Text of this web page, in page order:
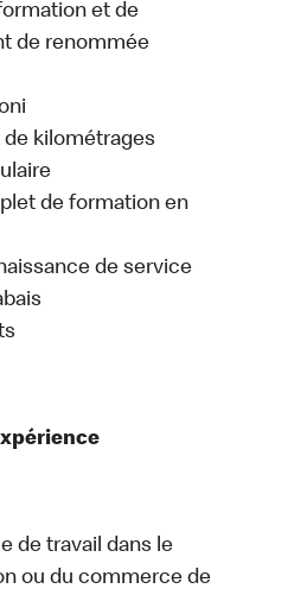
et de
de renommée
kilométrages
de formation en
de service
de travail dans le
ou du commerce de